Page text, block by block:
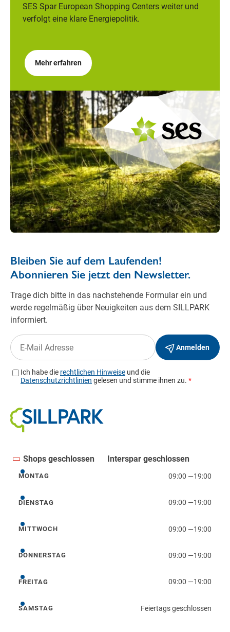
SES Spar European Shopping Centers weiter und
verfolgt eine klare Energiepolitik.
Mehr erfahren
Shops geschlossen Interspar geschlossen
Montag
MONTAG 09:00 —19:00
Dienstag
DIENSTAG 09:00 —19:00
Mittwoch
MITTWOCH 09:00 —19:00
Donnerstag
DONNERSTAG 09:00 —19:00
Freitag
FREITAG 09:00 —19:00
Samstag
SAMSTAG Feiertags geschlossen